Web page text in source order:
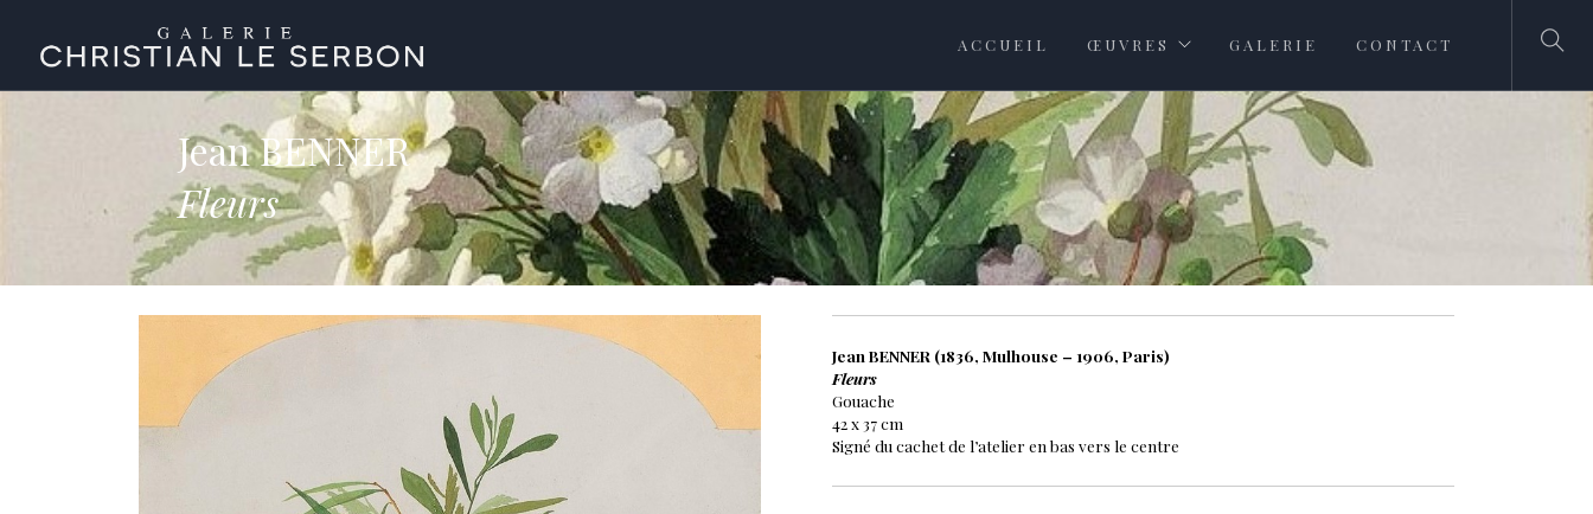
ACCUEIL ŒUVRES GALERIE CONTACT
Jean BENNER
Fleurs
Jean BENNER (1836, Mulhouse – 1906, Paris)
Fleurs
Gouache
42 x 37 cm
Signé du cachet de l’atelier en bas vers le centre